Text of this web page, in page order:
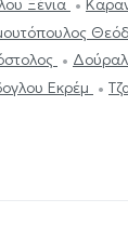
Ξένια
Εκρέμ